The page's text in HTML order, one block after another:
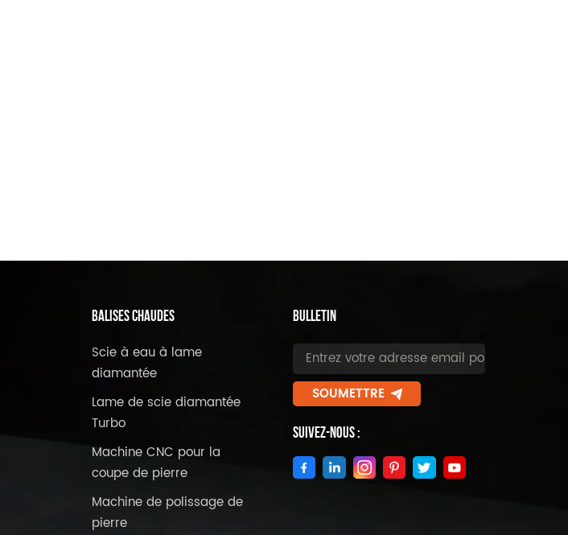
Balises Chaudes
Scie à eau à lame
diamantée
Lame de scie diamantée
Turbo
Machine CNC pour la
coupe de pierre
Machine de polissage de
pierre
BULLETIN
SOUMETTRE
Suivez-Nous :